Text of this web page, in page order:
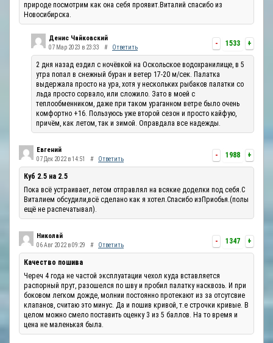
природе посмотрим как она себя проявит.Виталий спасибо из
Новосибирска.
- 1533 +
Денис Чайковский
07 Мар 2023 в 23:33 # Ответить
2 дня назад ездил с ночёвкой на Оскольское водохранилище, в 5
утра попал в снежный буран и ветер 17-20 м/сек. Палатка
выдержала просто на ура, хотя у нескольких рыбаков палатки со
льда просто сорвало, или сложило. Зато в моей с
теплообменником, даже при таком ураганном ветре было очень
комфортно +16. Пользуюсь уже второй сезон и просто кайфую,
причём, как летом, так и зимой. Оправдала все надежды.
- 1988 +
Евгений
07 Дек 2022 в 14:51 # Ответить
Куб 2.5 на 2.5
Пока всё устраивает, летом отправлял на всякие доделки под себя.С
Виталием обсудили,всё сделано как я хотел.Спасибо изПриобья.(полы
ещё не распечатывал).
- 1347 +
Николай
06 Авг 2022 в 09:29 # Ответить
Качество пошива
Череч 4 года не частой эксплуатации чехол куда вставляется
распорный прут, разошелся по шву и пробил палатку насквозь. И при
боковом легком дожде, молнии постоянно протекают из за отсутсвие
клапанов, считаю это минус. Да и пошив кривой, т.е строчки кривые. В
целом можно смело поставить оценку 3 из 5 баллов. На то время и
цена не маленькая была.